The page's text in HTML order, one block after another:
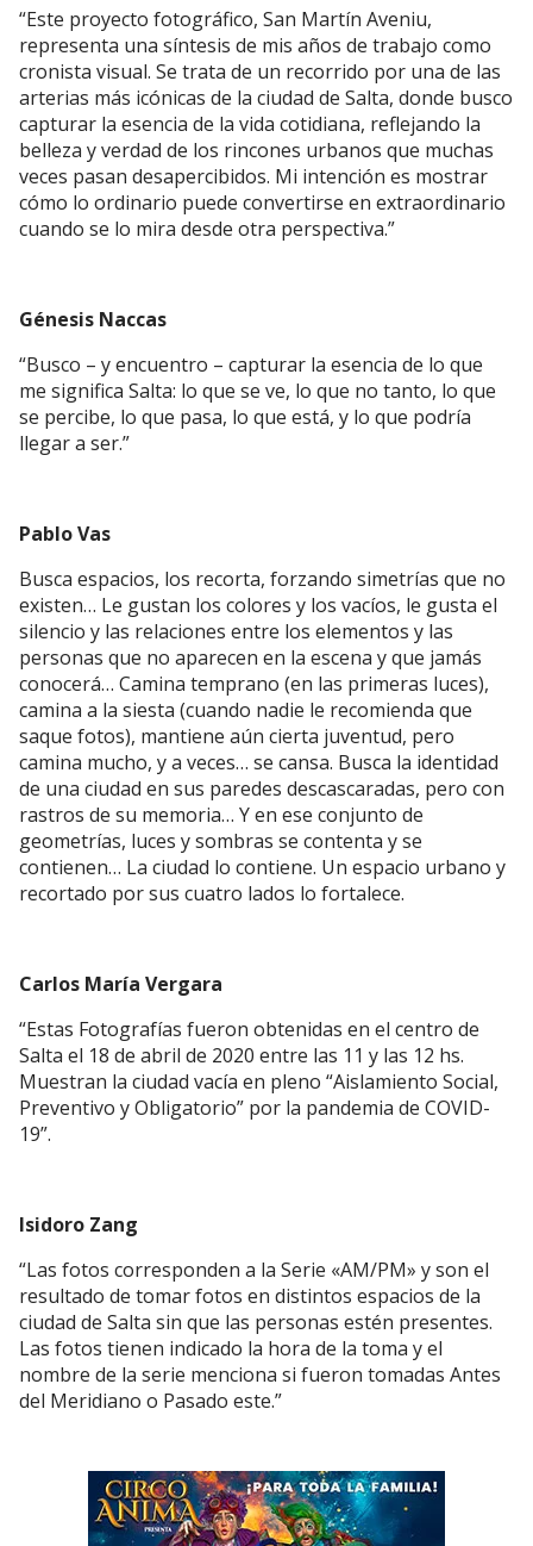
“Este proyecto fotográfico, San Martín Aveniu,
representa una síntesis de mis años de trabajo como
cronista visual. Se trata de un recorrido por una de las
arterias más icónicas de la ciudad de Salta, donde busco
capturar la esencia de la vida cotidiana, reflejando la
belleza y verdad de los rincones urbanos que muchas
veces pasan desapercibidos. Mi intención es mostrar
cómo lo ordinario puede convertirse en extraordinario
cuando se lo mira desde otra perspectiva.”
Génesis Naccas
“Busco – y encuentro – capturar la esencia de lo que
me significa Salta: lo que se ve, lo que no tanto, lo que
se percibe, lo que pasa, lo que está, y lo que podría
llegar a ser.”
Pablo Vas
Busca espacios, los recorta, forzando simetrías que no
existen… Le gustan los colores y los vacíos, le gusta el
silencio y las relaciones entre los elementos y las
personas que no aparecen en la escena y que jamás
conocerá… Camina temprano (en las primeras luces),
camina a la siesta (cuando nadie le recomienda que
saque fotos), mantiene aún cierta juventud, pero
camina mucho, y a veces… se cansa. Busca la identidad
de una ciudad en sus paredes descascaradas, pero con
rastros de su memoria… Y en ese conjunto de
geometrías, luces y sombras se contenta y se
contienen… La ciudad lo contiene. Un espacio urbano y
recortado por sus cuatro lados lo fortalece.
Carlos María Vergara
“Estas Fotografías fueron obtenidas en el centro de
Salta el 18 de abril de 2020 entre las 11 y las 12 hs.
Muestran la ciudad vacía en pleno “Aislamiento Social,
Preventivo y Obligatorio” por la pandemia de COVID-
19”.
Isidoro Zang
“Las fotos corresponden a la Serie «AM/PM» y son el
resultado de tomar fotos en distintos espacios de la
ciudad de Salta sin que las personas estén presentes.
Las fotos tienen indicado la hora de la toma y el
nombre de la serie menciona si fueron tomadas Antes
del Meridiano o Pasado este.”